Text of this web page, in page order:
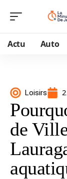
Actu Auto
Loisirs
de